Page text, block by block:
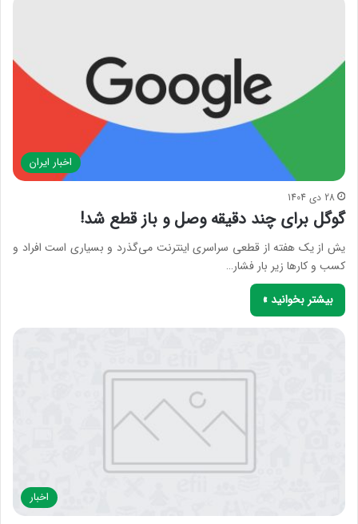
اخبار ایران
28 دی 1404
گوگل برای چند دقیقه وصل و باز قطع شد!
یش از یک هفته از قطعی سراسری اینترنت می‌گذرد و بسیاری است افراد و
کسب و کارها زیر بار فشار…
بیشتر بخوانید »
اخبار